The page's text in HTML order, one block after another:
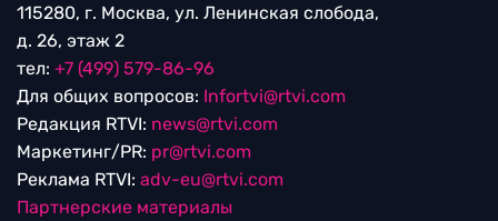
115280, г. Москва, ул. Ленинская слобода,
д. 26, этаж 2
тел: +7 (499) 579-86-96
Для общих вопросов: Infortvi@rtvi.com
Редакция RTVI: news@rtvi.com
Маркетинг/PR: pr@rtvi.com
Реклама RTVI: adv-eu@rtvi.com
Партнерские материалы